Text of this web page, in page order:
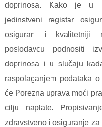
doprinosa. Kako je u
jedinstveni registar
osiguran i kvalitetniji
poslodavcu podnositi
doprinosa i u slučaju
raspolaganjem podataka
će Porezna uprava moći
cilju naplate.
zdravstveno i osiguranje